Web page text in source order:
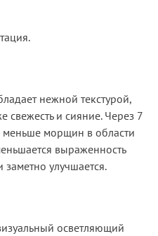
нежной текстурой,
свежесть и сияние. Через 7
меньше морщин в области
выраженность
улучшается.
осветляющий